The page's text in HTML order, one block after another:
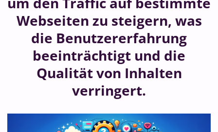
Webseiten zu steigern, was
die Benutzererfahrung
beeinträchtigt und die
Qualität von Inhalten
verringert.